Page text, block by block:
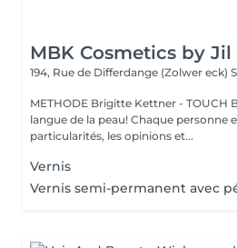
MBK Cosmetics by Jil
194, Rue de Differdange (Zolwer eck)
METHODE Brigitte Kettner - TOUCH
langue de la peau! Chaque personne
particularités, les opinions et...
Vernis
Vernis semi-permanent avec